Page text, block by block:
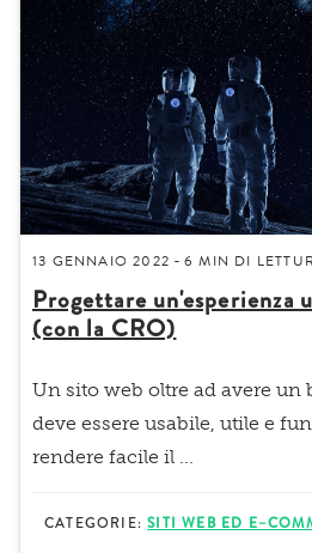
13 GENNAIO 2022 - 6 MIN DI
Progettare un'esperienza
(con la CRO)
Un sito web oltre ad avere un
deve essere usabile, utile e
rendere facile il
CATEGORIE:SITI WEB ED